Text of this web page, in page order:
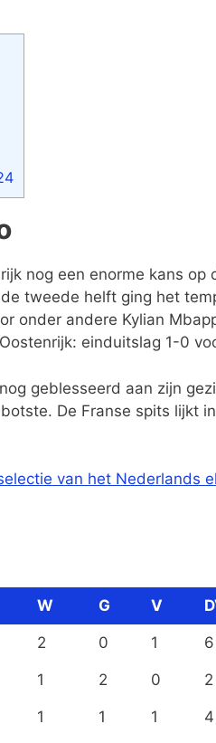
nog een enorme kans op
tweede helft ging het
onder andere Kylian
einduitslag 1-0
geblesseerd aan zijn
De Franse spits lijkt
van het Nederlands
W G V
2 0 1 6
1 2 0 2
1 1 1 4